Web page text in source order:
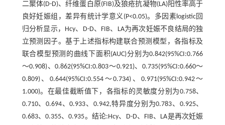
二聚体(D-D)、纤维蛋白原(FIB)及狼疮抗凝物(LA)阳性率高于
良好妊娠组，差异有统计学意义(P<0.05)。多因素logistic回
归分析显示，Hcy、D-D、FIB、LA为再次妊娠不良结局的独
立预测因子。基于上述指标构建联合预测模型，各指标及
联合模型预测的曲线下面积(AUC)分别为0.842(95%CI:0.766
～0.908)、0.862(95%CI:0.803～0.921)、0.735(95%CI:0.660～
0.809)、0.644(95%CI:0.554～0.734)、0.971(95%CI:0.942～
1.000)。在最佳截断值下，各指标的灵敏度分别为0.758、
0.710、0.694、0.933、0.942,特异度分别为0.783、0.925、
0.683、0.355、0.935。结论:Hcy、D-D、FIB、LA是再次妊娠